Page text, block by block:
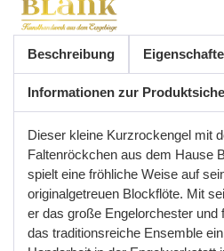
Beschreibung
Informationen zur
Dieser kleine Kurzrockengel mit
Faltenröckchen aus dem Hause
spielt eine fröhliche Weise auf
originalgetreuen Blockflöte. Mit
er das große Engelorchester und
das traditionsreiche Ensemble